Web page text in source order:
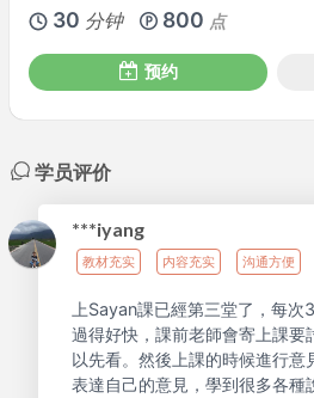
30 分钟 800 点
预约
学员评价
***iyang
教材充实 内容充实 沟通方便
上Sayan課已經第三堂了，每
過得好快，課前老師會寄上課要
以先看。然後上課的時候進行意
表達自己的意見，學到很多各種